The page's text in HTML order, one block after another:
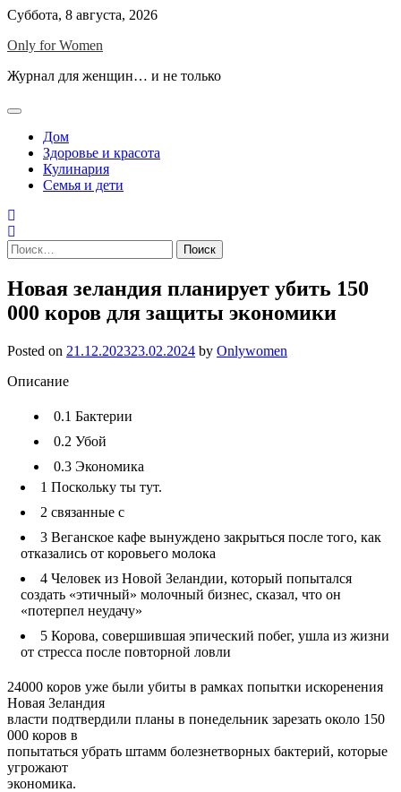
Skip
content
Суббота, 8 августа, 2026
Only for Women
Журнал для женщин… и не только
Дом
Здоровье и красота
Кулинария
Семья и дети
Найти:
Новая зеландия планирует убить 150
000 коров для защиты экономики
Posted on 21.12.202323.02.2024 by Onlywomen
Описание
0.1 Бактерии
0.2 Убой
0.3 Экономика
1 Поскольку ты тут.
2 связанные с
3 Веганское кафе вынуждено закрыться после того, как
отказались от коровьего молока
4 Человек из Новой Зеландии, который попытался
создать «этичный» молочный бизнес, сказал, что он
«потерпел неудачу»
5 Корова, совершившая эпический побег, ушла из жизни
от стресса после повторной ловли
24000 коров уже были убиты в рамках попытки искоренения
Новая Зеландия
власти подтвердили планы в понедельник зарезать около 150
000 коров в
попытаться убрать штамм болезнетворных бактерий, которые
угрожают
экономика.